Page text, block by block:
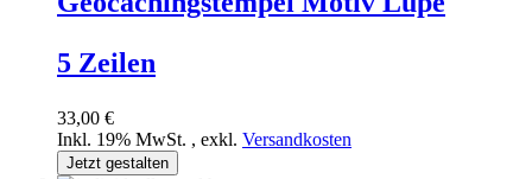
5 Zeilen
33,00 €
Inkl. 19% MwSt. , exkl. Versandkosten
Jetzt gestalten